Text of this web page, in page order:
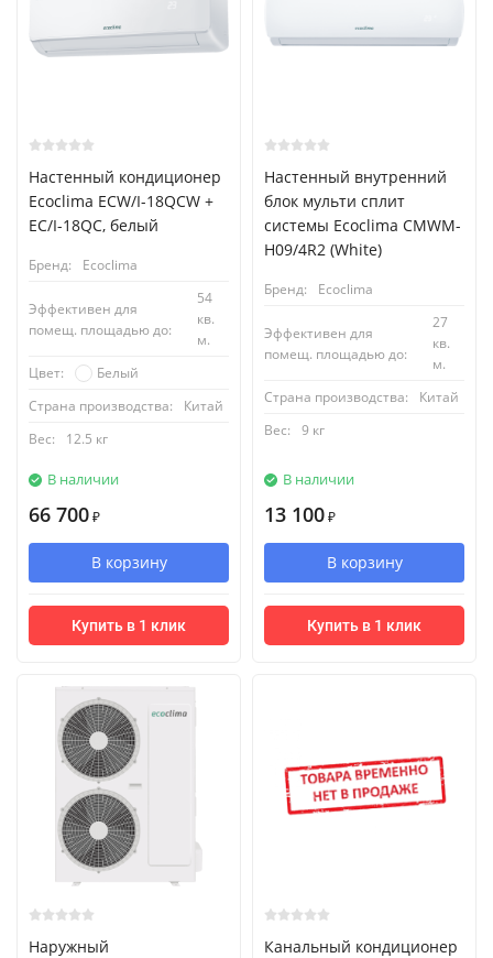
Настенный кондиционер
Ecoclima ECW/I-18QCW +
EC/I-18QC, белый
Бренд: Ecoclima
Эффективен для
помещ. площадью до:
54
кв.
м.
Цвет:
Белый
Страна производства:
Китай
Вес:
12.5 кг
В наличии
66 700 ₽
В корзину
Купить в 1 клик
Настенный внутренний
блок мульти сплит
системы Ecoclima CMWM-
H09/4R2 (White)
Бренд: Ecoclima
Эффективен для
помещ. площадью до:
27
кв.
м.
Страна производства:
Китай
Вес:
9 кг
В наличии
13 100 ₽
В корзину
Купить в 1 клик
Наружный Канальный кондиционер